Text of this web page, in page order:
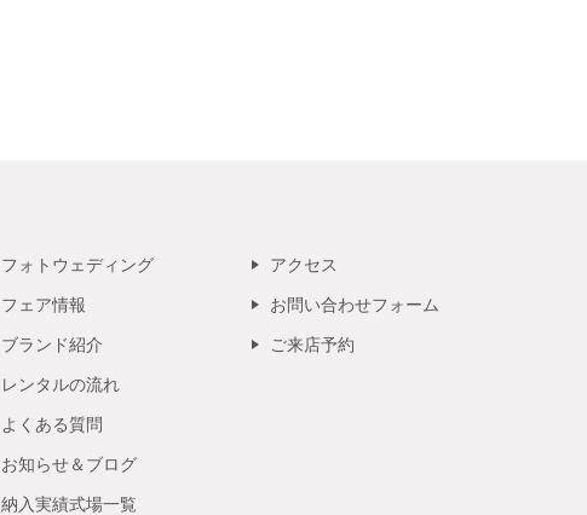
フォトウェディング
フェア情報
ブランド紹介
レンタルの流れ
よくある質問
お知らせ＆ブログ
納入実績式場一覧
アクセス
お問い合わせフォーム
ご来店予約